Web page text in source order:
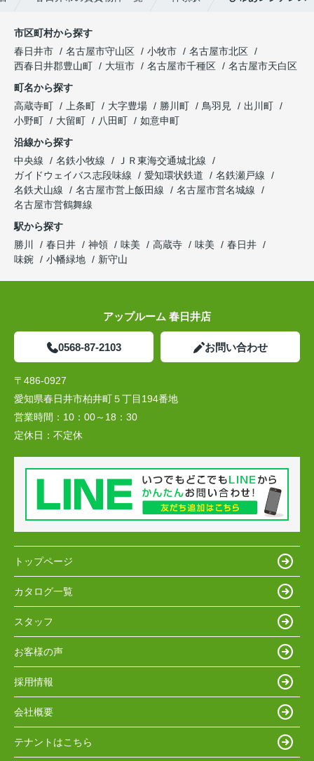
市区町村から探す
春日井市
名古屋市守山区 小牧市
名古屋市北区
西春日井郡豊山町
大垣市 名古屋市千種区
名古屋市天白区
町名から探す
高蔵寺町
上条町 大字豊場 勝川町 鳥羽見
出川町
小野町
大留町 八田町
如意申町
沿線から探す
中央線
名鉄小牧線
ＪＲ東海交通城北線
ガイドウェイバス志段味線
愛知環状鉄道
名鉄瀬戸線
名鉄犬山線
名古屋市営上飯田線
名古屋市営名城線
名古屋市営鶴舞線
駅から探す
勝川
春日井 神領 味美 高蔵寺 味美
春日井
味鋺
小幡緑地 新守山
アップルーム 春日井店
0568-87-2103 お問い合わせ
〒486-0927
愛知県春日井市柏井町５丁目194番地
営業時間： 10：00～18：30
定休日： 不定休
トップページ
カタログ一覧
スタッフ
お客様の声
採用情報
会社概要
テナントはこちら